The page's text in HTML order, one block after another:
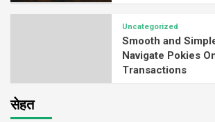
Uncategorized
Smooth and
Navigate Pokies
Transactions
सेहत